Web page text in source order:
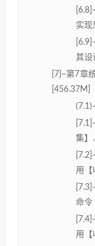
实现
其设
{7}–第7章
[456.37M]
集】
用【
命令
用【